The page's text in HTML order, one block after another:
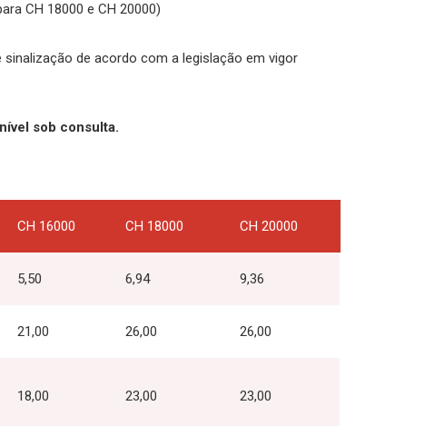
CH 18000 e CH 20000)
de acordo com a legislação em vigor
sob consulta.
CH 16000 CH 18000 CH 20000
5,50 6,94 9,36
21,00 26,00 26,00
18,00 23,00 23,00